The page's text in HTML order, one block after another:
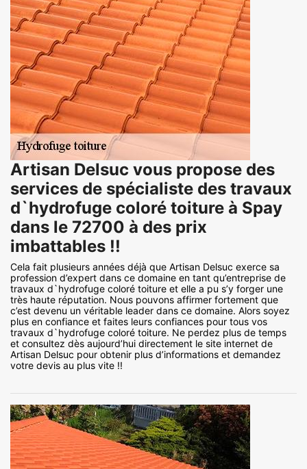
Artisan Delsuc vous propose des
services de spécialiste des travaux
d`hydrofuge coloré toiture à Spay
dans le 72700 à des prix
imbattables !!
Cela fait plusieurs années déjà que Artisan Delsuc exerce sa
profession d’expert dans ce domaine en tant qu’entreprise de
travaux d`hydrofuge coloré toiture et elle a pu s’y forger une
très haute réputation. Nous pouvons affirmer fortement que
c’est devenu un véritable leader dans ce domaine. Alors soyez
plus en confiance et faites leurs confiances pour tous vos
travaux d`hydrofuge coloré toiture. Ne perdez plus de temps
et consultez dès aujourd’hui directement le site internet de
Artisan Delsuc pour obtenir plus d’informations et demandez
votre devis au plus vite !!